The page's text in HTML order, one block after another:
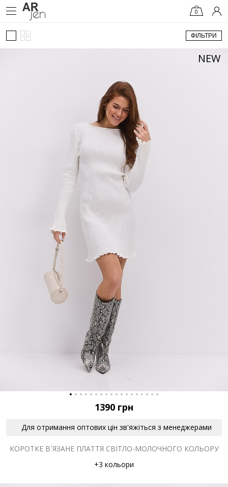
0
ФІЛЬТРИ
NEW
1390 грн
Для отримання оптових цін зв'яжіться з менеджерами
КОРОТКЕ В`ЯЗАНЕ ПЛАТТЯ СВІТЛО-МОЛОЧНОГО КОЛЬОРУ
+3 кольори